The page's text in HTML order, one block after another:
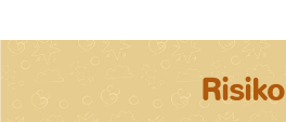
Risiko